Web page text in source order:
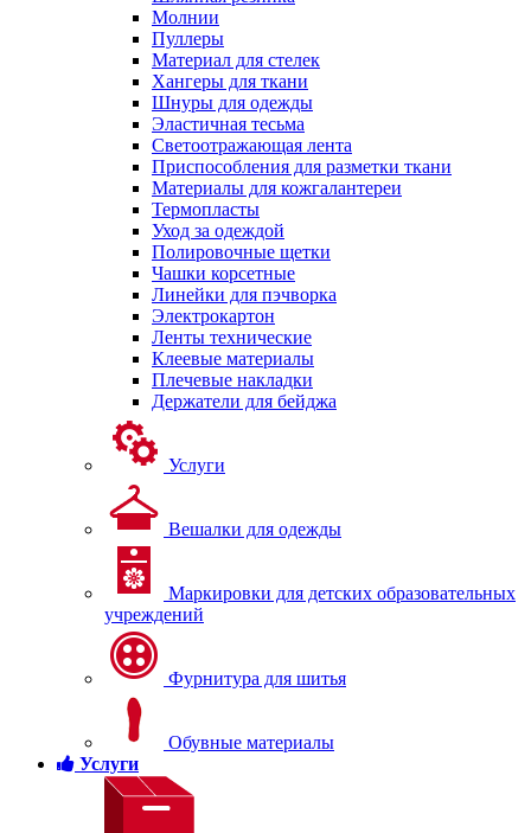
Молнии
Пуллеры
Материал для стелек
Хангеры для ткани
Шнуры для одежды
Эластичная тесьма
Светоотражающая лента
Приспособления для разметки ткани
Материалы для кожгалантереи
Термопласты
Уход за одеждой
Полировочные щетки
Чашки корсетные
Линейки для пэчворка
Электрокартон
Ленты технические
Клеевые материалы
Плечевые накладки
Держатели для бейджа
Услуги
Вешалки для одежды
Маркировки для детских образовательных
учреждений
Фурнитура для шитья
Обувные материалы
Услуги